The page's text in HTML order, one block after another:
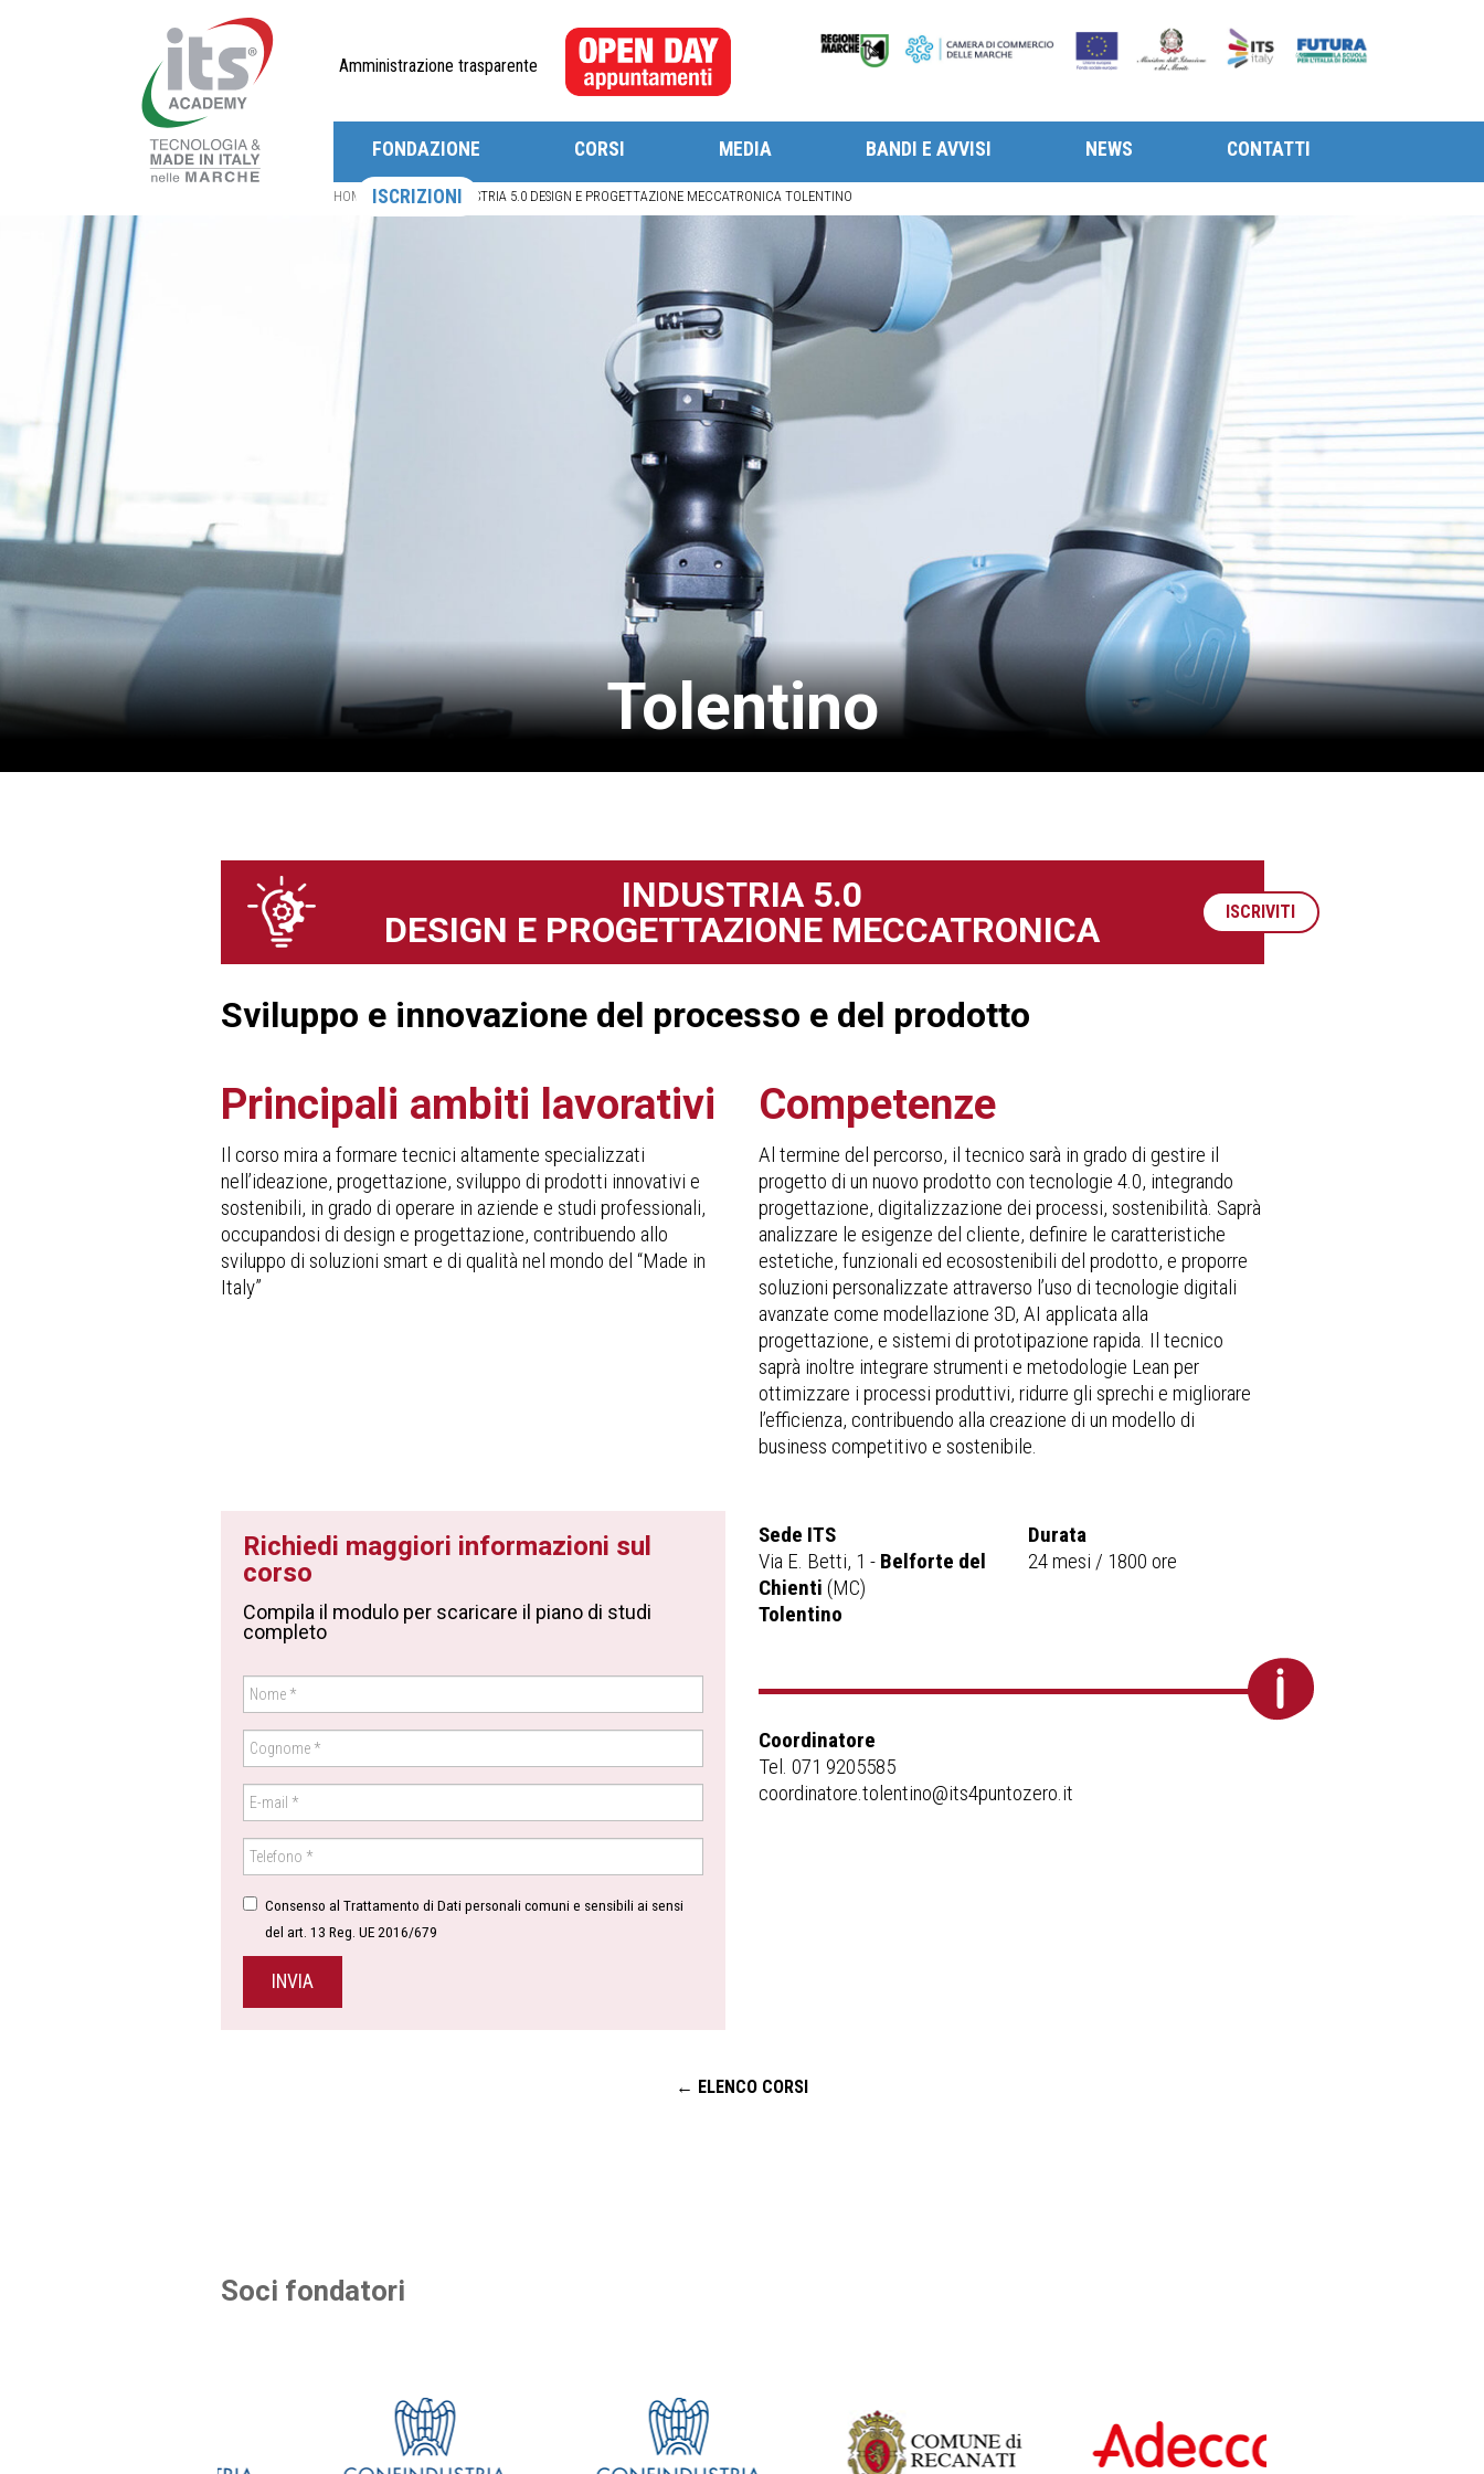
FONDAZIONE CORSI MEDIA BANDI E AVVISI NEWS CONTATTI
ISCRIZIONI
Amministrazione trasparente
HOME CORSI INDUSTRIA 5.0 DESIGN E PROGETTAZIONE MECCATRONICA TOLENTINO
Tolentino
INDUSTRIA 5.0
DESIGN E PROGETTAZIONE MECCATRONICA
ISCRIVITI
Sviluppo e innovazione del processo e del prodotto
Principali ambiti lavorativi
Il corso mira a formare tecnici altamente specializzati
nell’ideazione, progettazione, sviluppo di prodotti innovativi e
sostenibili, in grado di operare in aziende e studi professionali,
occupandosi di design e progettazione, contribuendo allo
sviluppo di soluzioni smart e di qualità nel mondo del “Made in
Italy”
Competenze
Al termine del percorso, il tecnico sarà in grado di gestire il
progetto di un nuovo prodotto con tecnologie 4.0, integrando
progettazione, digitalizzazione dei processi, sostenibilità. Saprà
analizzare le esigenze del cliente, definire le caratteristiche
estetiche, funzionali ed ecosostenibili del prodotto, e proporre
soluzioni personalizzate attraverso l’uso di tecnologie digitali
avanzate come modellazione 3D, AI applicata alla
progettazione, e sistemi di prototipazione rapida. Il tecnico
saprà inoltre integrare strumenti e metodologie Lean per
ottimizzare i processi produttivi, ridurre gli sprechi e migliorare
l’efficienza, contribuendo alla creazione di un modello di
business competitivo e sostenibile.
Richiedi maggiori informazioni sul
corso
Compila il modulo per scaricare il piano di studi
completo
Consenso al Trattamento di Dati personali comuni e sensibili ai sensi
del art. 13 Reg. UE 2016/679
INVIA
Sede ITS
Via E. Betti, 1 - Belforte del
Chienti (MC)
Tolentino
Durata
24 mesi / 1800 ore
Coordinatore
Tel. 071 9205585
coordinatore.tolentino@its4puntozero.it
← ELENCO CORSI
Soci fondatori